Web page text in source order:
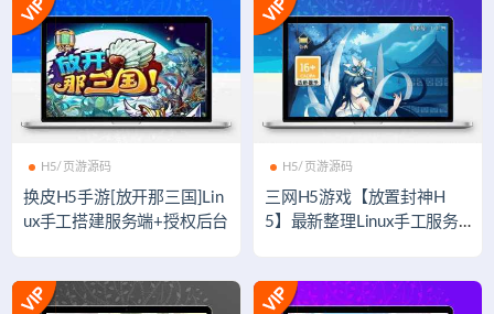
H5/页游源码
换皮H5手游[放开那三国]Lin
ux手工搭建服务端+授权后台
H5/页游源码
三网H5游戏【放置封神H
5】最新整理Linux手工服务